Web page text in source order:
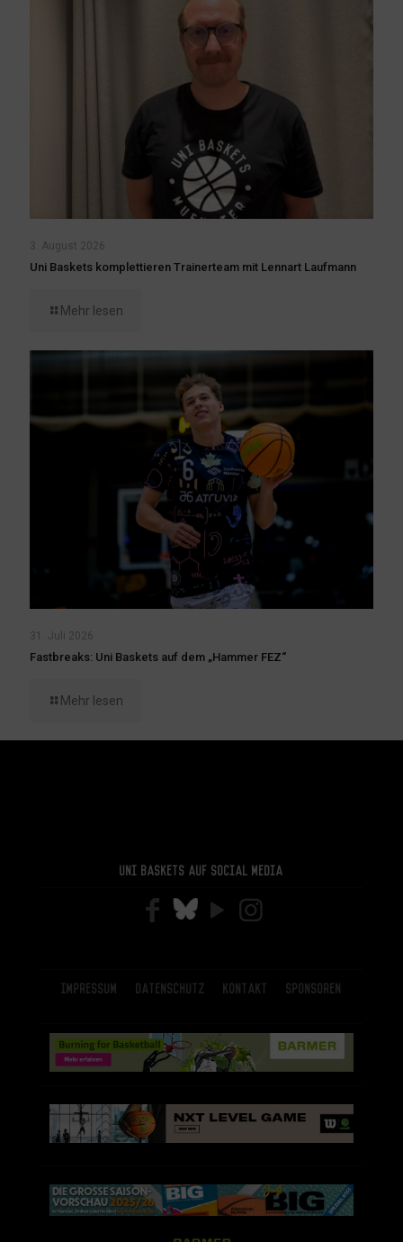
3. August 2026
Uni Baskets komplettieren Trainerteam mit Lennart Laufmann
Mehr lesen
31. Juli 2026
Fastbreaks: Uni Baskets auf dem „Hammer FEZ“
Mehr lesen
Uni Baskets auf Social Media
Impressum Datenschutz Kontakt Sponsoren